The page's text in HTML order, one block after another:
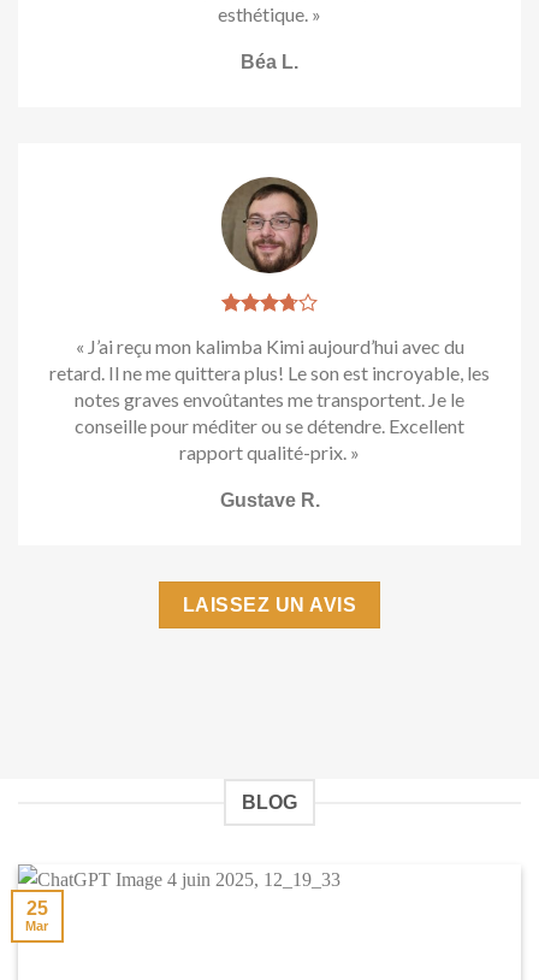
esthétique. »
Béa L.
« J’ai reçu mon kalimba Kimi aujourd’hui avec du
retard. Il ne me quittera plus! Le son est incroyable, les
notes graves envoûtantes me transportent. Je le
conseille pour méditer ou se détendre. Excellent
rapport qualité-prix. »
Gustave R.
LAISSEZ UN AVIS
BLOG
25
Mar